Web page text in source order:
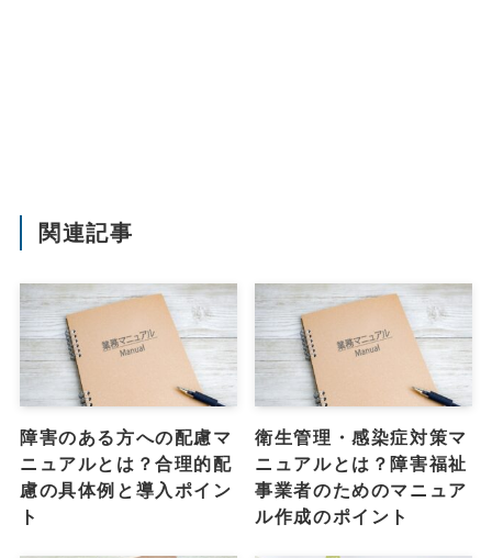
関連記事
障害のある方への配慮マ
ニュアルとは？合理的配
慮の具体例と導入ポイン
ト
衛生管理・感染症対策マ
ニュアルとは？障害福祉
事業者のためのマニュア
ル作成のポイント